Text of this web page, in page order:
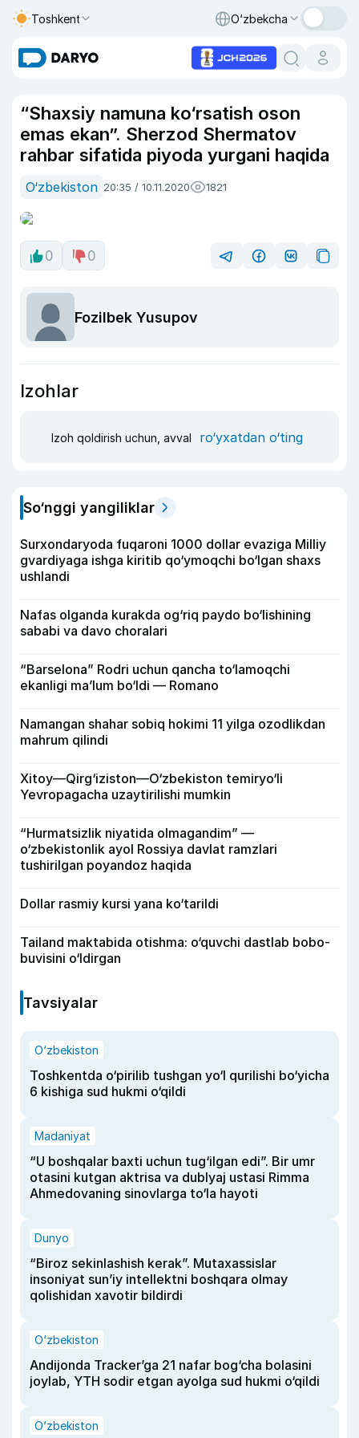
Toshkent O‘zbekcha
“Shaxsiy namuna ko‘rsatish oson
emas ekan”. Sherzod Shermatov
rahbar sifatida piyoda yurgani haqida
O‘zbekiston 20:35 / 10.11.2020 1821
0 0
Fozilbek Yusupov
Izohlar
Izoh qoldirish uchun, avval ro‘yxatdan o‘ting
So‘nggi yangiliklar
Surxondaryoda fuqaroni 1000 dollar evaziga Milliy
gvardiyaga ishga kiritib qo‘ymoqchi bo‘lgan shaxs
ushlandi
Nafas olganda kurakda og‘riq paydo bo‘lishining
sababi va davo choralari
“Barselona” Rodri uchun qancha to‘lamoqchi
ekanligi ma’lum bo‘ldi — Romano
Namangan shahar sobiq hokimi 11 yilga ozodlikdan
mahrum qilindi
Xitoy—Qirg‘iziston—O‘zbekiston temiryo‘li
Yevropagacha uzaytirilishi mumkin
“Hurmatsizlik niyatida olmagandim” —
o‘zbekistonlik ayol Rossiya davlat ramzlari
tushirilgan poyandoz haqida
Dollar rasmiy kursi yana ko‘tarildi
Tailand maktabida otishma: o‘quvchi dastlab bobo-
buvisini o‘ldirgan
Tavsiyalar
O‘zbekiston
Toshkentda o‘pirilib tushgan yo‘l qurilishi bo‘yicha
6 kishiga sud hukmi o‘qildi
Madaniyat
“U boshqalar baxti uchun tug‘ilgan edi”. Bir umr
otasini kutgan aktrisa va dublyaj ustasi Rimma
Ahmedovaning sinovlarga to‘la hayoti
Dunyo
“Biroz sekinlashish kerak”. Mutaxassislar
insoniyat sun’iy intellektni boshqara olmay
qolishidan xavotir bildirdi
O‘zbekiston
Andijonda Tracker’ga 21 nafar bog‘cha bolasini
joylab, YTH sodir etgan ayolga sud hukmi o‘qildi
O‘zbekiston